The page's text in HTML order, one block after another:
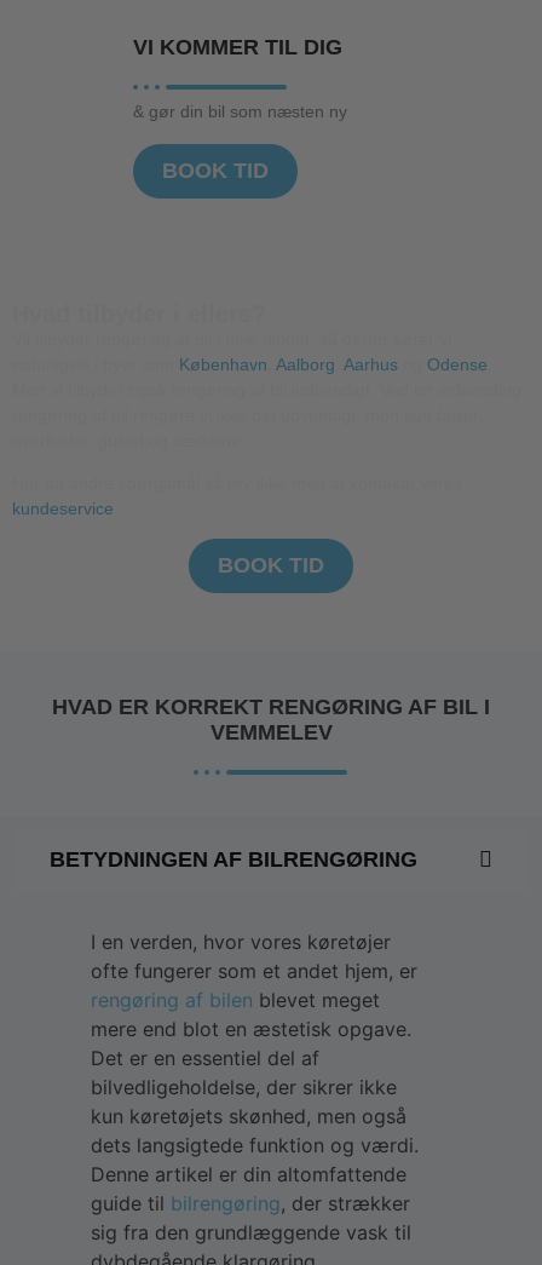
VI KOMMER TIL DIG
& gør din bil som næsten ny
BOOK TID
København Aalborg Aarhus Odense
kundeservice
BOOK TID
HVAD ER KORREKT RENGØRING AF BIL I
VEMMELEV
BETYDNINGEN AF BILRENGØRING
I en verden, hvor vores køretøjer
ofte fungerer som et andet hjem, er
rengøring af bilen blevet meget
mere end blot en æstetisk opgave.
Det er en essentiel del af
bilvedligeholdelse, der sikrer ikke
kun køretøjets skønhed, men også
dets langsigtede funktion og værdi.
Denne artikel er din altomfattende
guide til bilrengøring, der strækker
sig fra den grundlæggende vask til